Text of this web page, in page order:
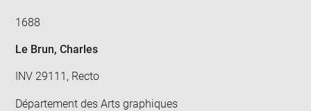
1688
Le Brun, Charles
INV 29111, Recto
Département des Arts graphiques